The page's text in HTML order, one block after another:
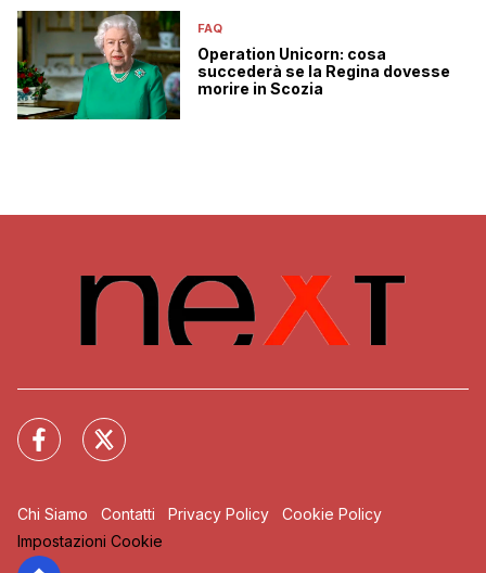
FAQ
Operation Unicorn: cosa
succederà se la Regina dovesse
morire in Scozia
Chi Siamo Contatti Privacy Policy
Cookie Policy
Impostazioni Cookie